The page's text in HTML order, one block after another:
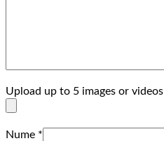
Upload up to 5 images or videos
Nume *